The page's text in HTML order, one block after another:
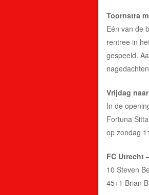
Toornstra
Eén van de
rentree in
gespeeld.
Vrijdag
In de
Fortuna
op zondag
FC Utrecht
10 Steven
45+1 Brian